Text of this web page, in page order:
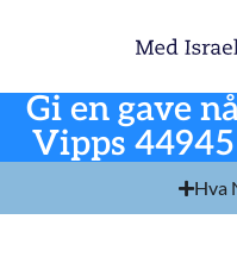
Gi en gave
Vipps 44945
Hva